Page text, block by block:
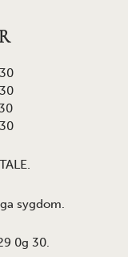
sygdom.
0g 30.